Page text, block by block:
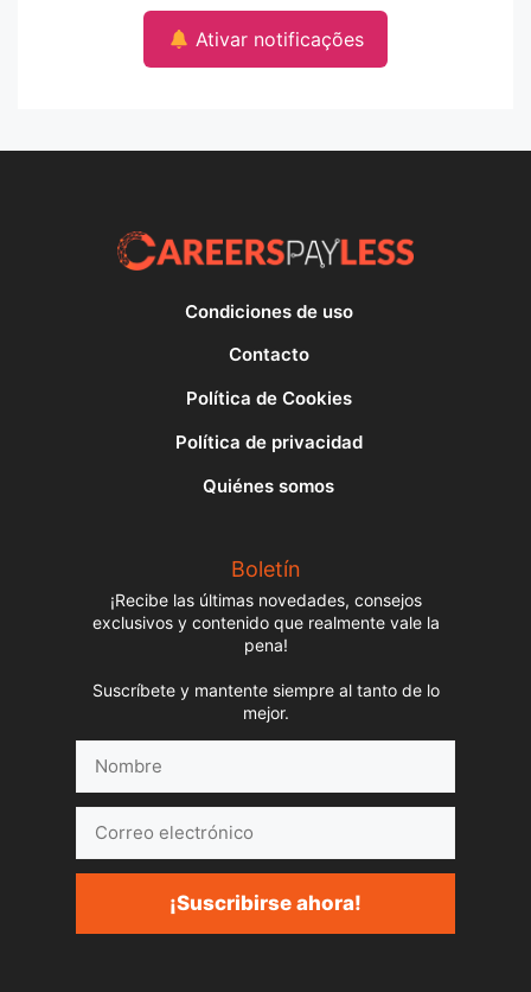
Ativar notificações
Condiciones de uso
Contacto
Política de Cookies
Política de privacidad
Quiénes somos
Boletín
¡Recibe las últimas novedades, consejos
exclusivos y contenido que realmente vale la
pena!
Suscríbete y mantente siempre al tanto de lo
mejor.
electrónico
¡Suscribirse ahora!